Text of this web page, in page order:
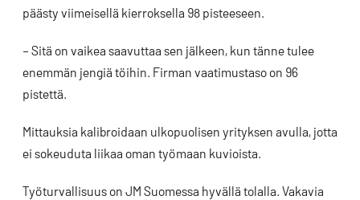
päästy viimeisellä kierroksella 98 pisteeseen.
– Sitä on vaikea saavuttaa sen jälkeen, kun tänne tulee
enemmän jengiä töihin. Firman vaatimustaso on 96
pistettä.
Mittauksia kalibroidaan ulkopuolisen yrityksen avulla, jotta
ei sokeuduta liikaa oman työmaan kuvioista.
Työturvallisuus on JM Suomessa hyvällä tolalla. Vakavia